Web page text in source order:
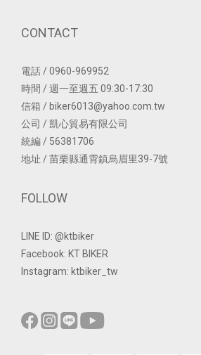
CONTACT
電話 / 0960-969952
時間 / 週一至週五 09:30-17:30
信箱 / biker6013@yahoo.com.tw
公司 / 凱心貿易有限公司
統編 / 56381706
地址 / 苗栗縣通霄鎮烏眉里39-7號
FOLLOW
LINE ID: @ktbiker
Facebook: KT BIKER
Instagram: ktbiker_tw